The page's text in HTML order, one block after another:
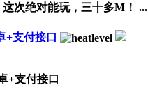
次绝对能玩，三十多M！ ...
+支付接口
+支付接口